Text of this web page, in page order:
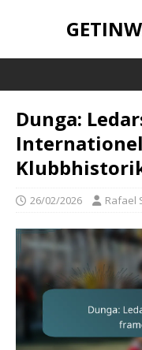
Dunga:
26/02/2026 Rafael